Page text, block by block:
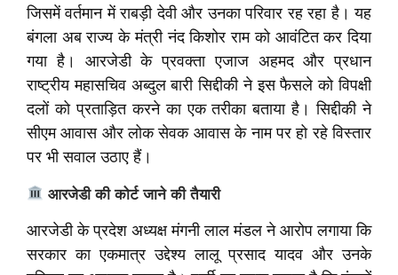
जिसमें वर्तमान में राबड़ी देवी और उनका परिवार रह रहा है। यह
बंगला अब राज्य के मंत्री नंद किशोर राम को आवंटित कर दिया
गया है। आरजेडी के प्रवक्ता एजाज अहमद और प्रधान
राष्ट्रीय महासचिव अब्दुल बारी सिद्दीकी ने इस फैसले को विपक्षी
दलों को प्रताड़ित करने का एक तरीका बताया है। सिद्दीकी ने
सीएम आवास और लोक सेवक आवास के नाम पर हो रहे विस्तार
पर भी सवाल उठाए हैं।
आरजेडी की कोर्ट जाने की तैयारी
आरजेडी के प्रदेश अध्यक्ष मंगनी लाल मंडल ने आरोप लगाया कि
सरकार का एकमात्र उद्देश्य लालू प्रसाद यादव और उनके